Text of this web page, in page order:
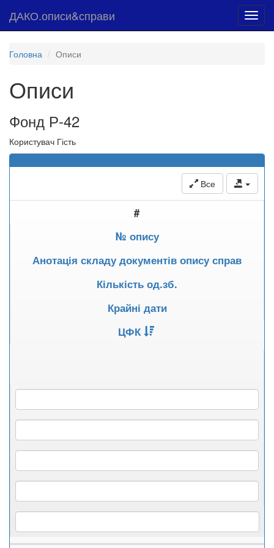
ДАКО.описи&справи
Головна Описи
Описи
Фонд Р-42
Користувач Гість
Все
#
№ опису
Анотація складу документів опису справ
Кількість од.зб.
Крайні дати
ЦФК